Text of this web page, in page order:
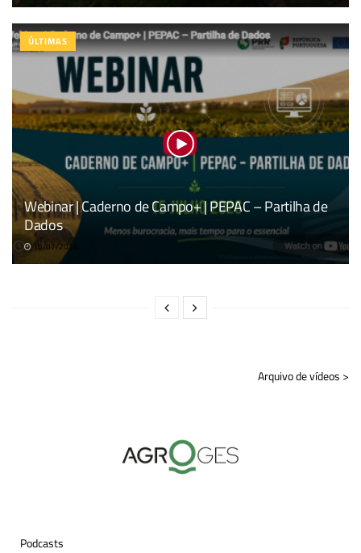
ÚLTIMAS
Webinar | Caderno de Campo+ | PEPAC – Partilha de
Dados
16/07/2026
Arquivo de vídeos >
Podcasts